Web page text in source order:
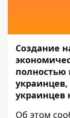
Создание
полностью
украинцев,
украинцев
Об этом